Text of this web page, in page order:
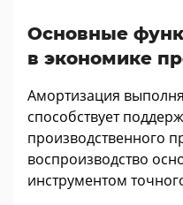
Основные
в экономике
Амортизация
способствует
производственного
воспроизводство
инструментом